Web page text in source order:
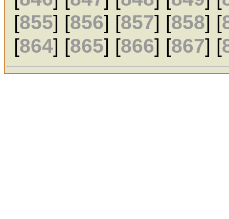
[855] [856] [857] [858] [
[864] [865] [866] [867] [